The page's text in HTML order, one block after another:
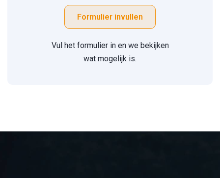
Formulier invullen
Vul het formulier in en we bekijken
wat mogelijk is.